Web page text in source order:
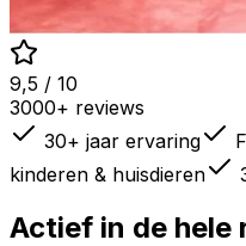
9,5 / 10
3000+ reviews
30+ jaar ervaring
kinderen & huisdieren
Actief in de hele